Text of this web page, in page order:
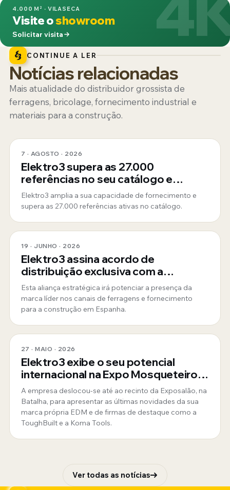
4.000 M² · VILASECA
Visite oshowroom
Solicitar visita
CONTINUE A LER
Notícias relacionadas
Mais atualidade do distribuidor grossista de
ferragens, bricolage, fornecimento industrial e
materiais para a construção.
7 · AGOSTO · 2026
Elektro3 supera as 27.000
referências no seu catálogo e
consolida-se como fornecedor
global 360º
Elektro3 amplia a sua capacidade de fornecimento e
supera as 27.000 referências ativas no catálogo.
19 · JUNHO · 2026
Elektro3 assina acordo de
distribuição exclusiva com a
ToughBuilt
Esta aliança estratégica irá potenciar a presença da
marca líder nos canais de ferragens e fornecimento
para a construção em Espanha.
27 · MAIO · 2026
Elektro3 exibe o seu potencial
internacional na Expo Mosqueteiros
em Portugal
A empresa deslocou-se até ao recinto da Exposalão, na
Batalha, para apresentar as últimas novidades da sua
marca própria EDM e de firmas de destaque como a
ToughBuilt e a Koma Tools.
Ver todas as notícias